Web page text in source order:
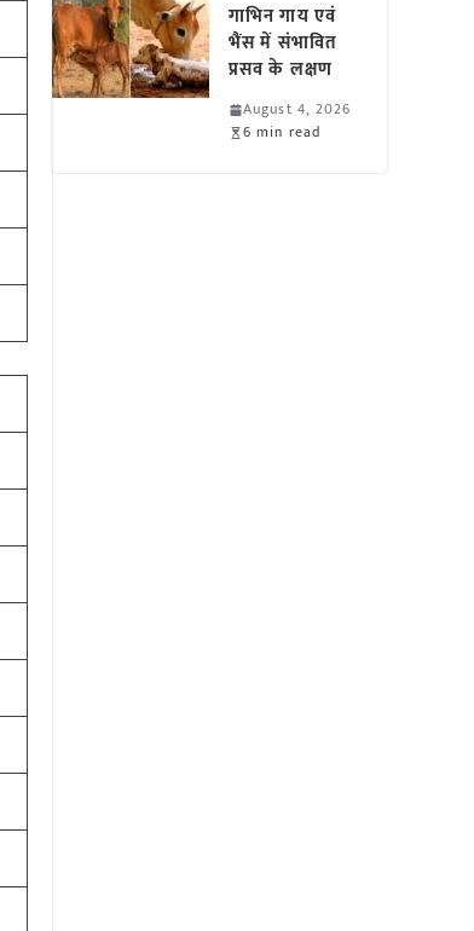
गाभिन गाय एवं
भैंस में संभावित
प्रसव के लक्षण
August 4, 2026
6 min read